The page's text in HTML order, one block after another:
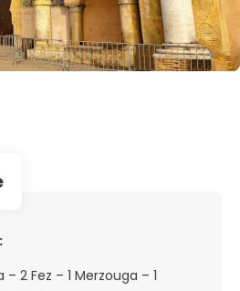
2 Fez – 1 Merzouga – 1